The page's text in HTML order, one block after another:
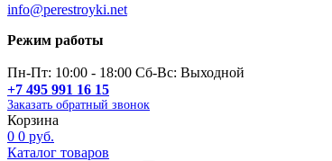
info@perestroyki.net
Режим работы
Пн-Пт: 10:00 - 18:00 Сб-Вс: Выходной
+7 495 991 16 15
Заказать обратный звонок
Корзина
0 0 руб.
Каталог товаров